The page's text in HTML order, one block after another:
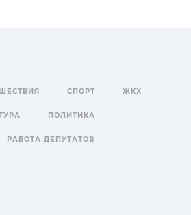
СПОРТ ЖКХ
ПОЛИТИКА
РАБОТА ДЕПУТАТОВ